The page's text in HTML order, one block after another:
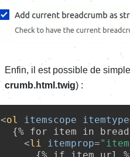
Enfin, il est possible de
crumb.html.twig) :
<ol itemscope itemtype
{% for item in
<li itemprop=